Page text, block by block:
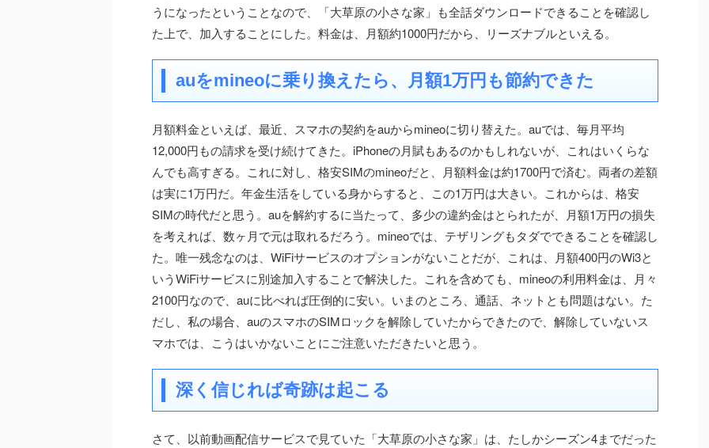
うになったということなので、「大草原の小さな家」も全話ダウンロードできることを確認し
た上で、加入することにした。料金は、月額約1000円だから、リーズナブルといえる。
auをmineoに乗り換えたら、月額1万円も節約できた
月額料金といえば、最近、スマホの契約をauからmineoに切り替えた。auでは、毎月平均
12,000円もの請求を受け続けてきた。iPhoneの月賦もあるのかもしれないが、これはいくらな
んでも高すぎる。これに対し、格安SIMのmineoだと、月額料金は約1700円で済む。両者の差額
は実に1万円だ。年金生活をしている身からすると、この1万円は大きい。これからは、格安
SIMの時代だと思う。auを解約するに当たって、多少の違約金はとられたが、月額1万円の損失
を考えれば、数ヶ月で元は取れるだろう。mineoでは、テザリングもタダでできることを確認し
た。唯一残念なのは、WiFiサービスのオプションがないことだが、これは、月額400円のWi3と
いうWiFiサービスに別途加入することで解決した。これを含めても、mineoの利用料金は、月々
2100円なので、auに比べれば圧倒的に安い。いまのところ、通話、ネットとも問題はない。た
だし、私の場合、auのスマホのSIMロックを解除していたからできたので、解除していないス
マホでは、こうはいかないことにご注意いただきたいと思う。
深く信じれば奇跡は起こる
さて、以前動画配信サービスで見ていた「大草原の小さな家」は、たしかシーズン4までだった